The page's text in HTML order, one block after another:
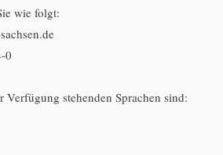
wie folgt:
0
stehenden Sprachen sind: